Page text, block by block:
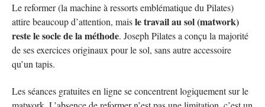
Le reformer (la machine à ressorts emblématique du Pilates)
attire beaucoup d’attention, maisle travail au sol (matwork)
reste le socle de la méthode. Joseph Pilates a conçu la majorité
de ses exercices originaux pour le sol, sans autre accessoire
qu’un tapis.
Les séances gratuites en ligne se concentrent logiquement sur le